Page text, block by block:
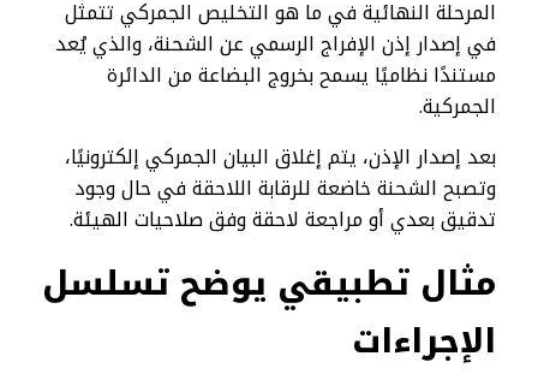
المرحلة النهائية في ما هو التخليص الجمركي تتمثل
في إصدار إذن الإفراج الرسمي عن الشحنة، والذي يُعد
مستندًا نظاميًا يسمح بخروج البضاعة من الدائرة
الجمركية.
بعد إصدار الإذن، يتم إغلاق البيان الجمركي إلكترونيًا،
وتصبح الشحنة خاضعة للرقابة اللاحقة في حال وجود
تدقيق بعدي أو مراجعة لاحقة وفق صلاحيات الهيئة.
مثال تطبيقي يوضح تسلسل
الإجراءات